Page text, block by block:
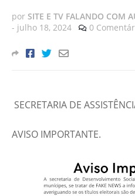
por SITE E TV FALANDO COM
- julho 18, 2024 0
SECRETARIA DE
AVISO IMPORTANTE.